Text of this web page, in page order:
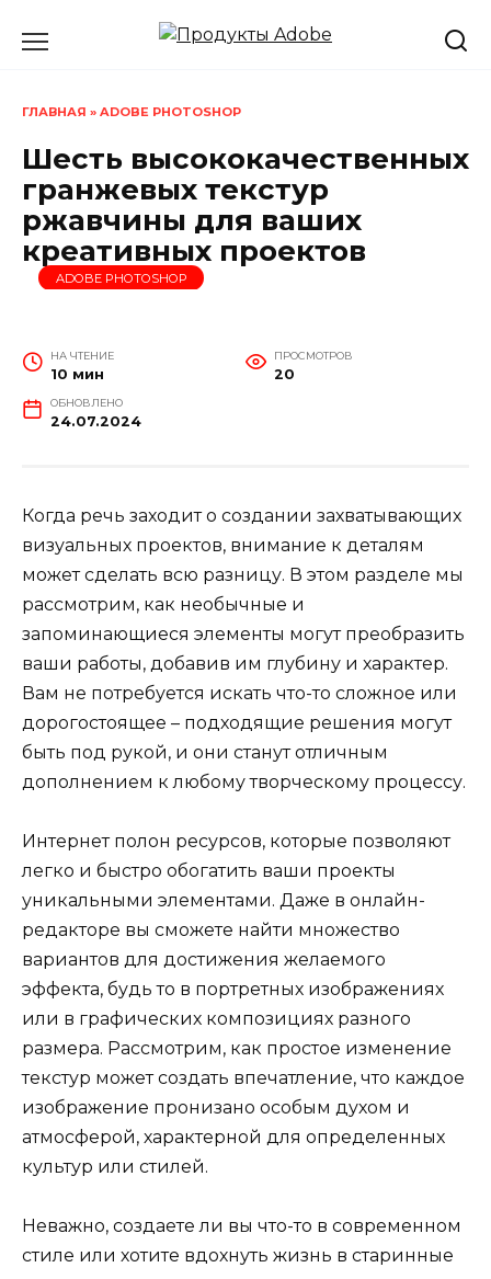
ГЛАВНАЯ » ADOBE PHOTOSHOP
Шесть высококачественных
гранжевых текстур
ржавчины для ваших
креативных проектов
ADOBE PHOTOSHOP
НА ЧТЕНИЕ
10 мин
ПРОСМОТРОВ
20
ОБНОВЛЕНО
24.07.2024
Когда речь заходит о создании захватывающих
визуальных проектов, внимание к деталям
может сделать всю разницу. В этом разделе мы
рассмотрим, как необычные и
запоминающиеся элементы могут преобразить
ваши работы, добавив им глубину и характер.
Вам не потребуется искать что-то сложное или
дорогостоящее – подходящие решения могут
быть под рукой, и они станут отличным
дополнением к любому творческому процессу.
Интернет полон ресурсов, которые позволяют
легко и быстро обогатить ваши проекты
уникальными элементами. Даже в онлайн-
редакторе вы сможете найти множество
вариантов для достижения желаемого
эффекта, будь то в портретных изображениях
или в графических композициях разного
размера. Рассмотрим, как простое изменение
текстур может создать впечатление, что каждое
изображение пронизано особым духом и
атмосферой, характерной для определенных
культур или стилей.
Неважно, создаете ли вы что-то в современном
стиле или хотите вдохнуть жизнь в старинные